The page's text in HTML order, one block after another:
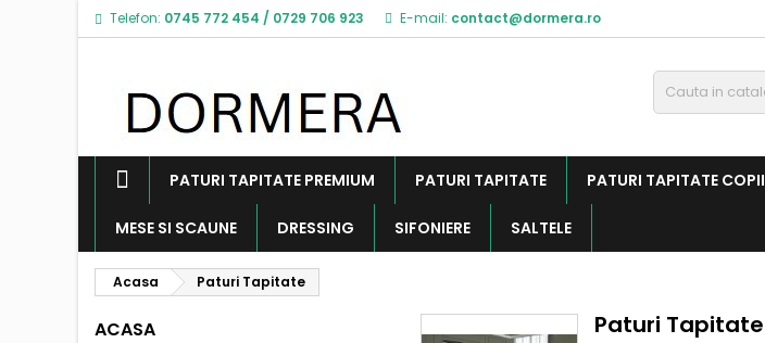
Telefon: 0745 772 454 / 0729 706 923 E-mail: contact@dormera.ro
PATURI TAPITATE PREMIUM PATURI TAPITATE PATURI TAPITATE COPII
MESE SI SCAUNE DRESSING SIFONIERE SALTELE
Acasa Paturi Tapitate
ACASA Paturi Tapitate